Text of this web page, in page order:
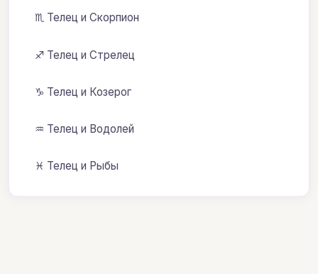
♏ Телец и Скорпион
♐ Телец и Стрелец
♑ Телец и Козерог
♒ Телец и Водолей
♓ Телец и Рыбы